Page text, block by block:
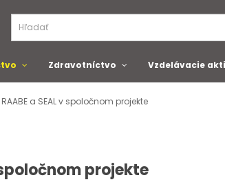
Zdravotníctvo Vzdelávacie
RAABE a SEAL v spoločnom projekte
spoločnom projekte